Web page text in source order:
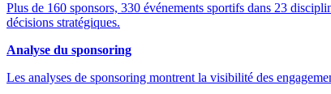
Plus de 160 sponsors, 330 événements sportifs dans 23
décisions stratégiques.
Analyse du sponsoring
Les analyses de sponsoring montrent la visibilité des